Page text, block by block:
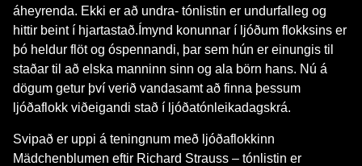
áheyrenda. Ekki er að undra- tónlistin er undurfalleg og
hittir beint í hjartastað.Ímynd konunnar í ljóðum flokksins er
þó heldur flöt og óspennandi, þar sem hún er einungis til
staðar til að elska manninn sinn og ala börn hans. Nú á
dögum getur því verið vandasamt að finna þessum
ljóðaflokk viðeigandi stað í ljóðatónleikadagskrá.
Svipað er uppi á teningnum með ljóðaflokkinn
Mädchenblumen eftir Richard Strauss – tónlistin er